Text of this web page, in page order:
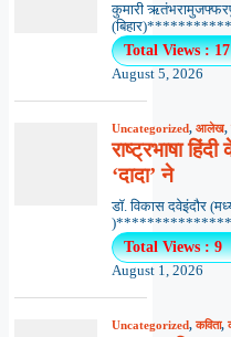
कुमारी
Total Views : 17
August 5, 2026
Uncategorized, आलेख,
राष्ट्रभाषा
‘दादा’ ने
डॉ. विकास दवेइंदौर
Total Views : 9
August 1, 2026
Uncategorized,कविता,